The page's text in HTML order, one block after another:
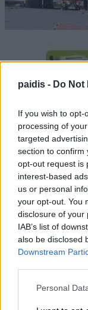
paidis - Do
If you wish to
processing of
targeted
section to confirm
opt-out request is
interest-based
us or personal
your opt-out. You
disclosure of your
IAB’s list of
also be disclosed
Downstream
Personal